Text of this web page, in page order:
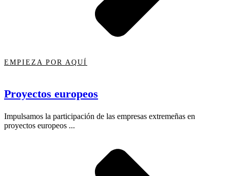
EMPIEZA POR AQUÍ
Proyectos europeos
Impulsamos la participación de las empresas extremeñas en
proyectos europeos ...